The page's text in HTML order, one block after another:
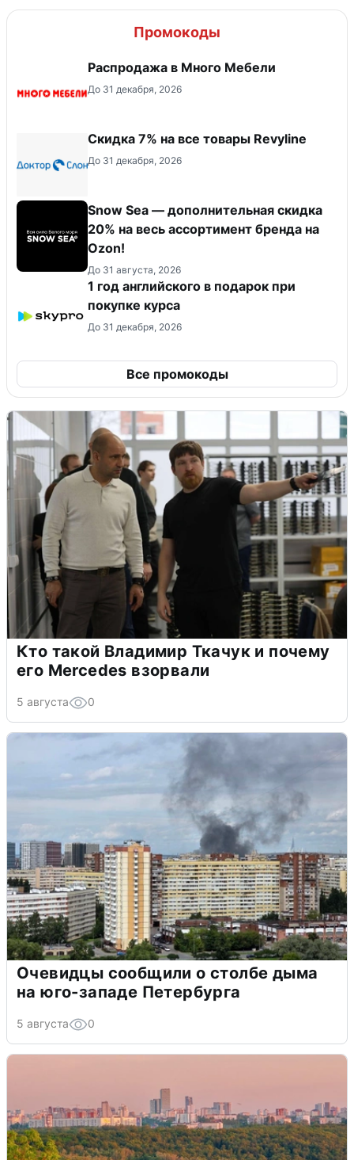
Промокоды
Распродажа в Много Мебели
До 31 декабря, 2026
​Скидка 7% на все товары Revyline
До 31 декабря, 2026
Snow Sea — дополнительная скидка
20% на весь ассортимент бренда на
Ozon!
До 31 августа, 2026
1 год английского в подарок при
покупке курса
До 31 декабря, 2026
Все промокоды
Кто такой Владимир Ткачук и почему
его Mercedes взорвали
5 августа 0
Очевидцы сообщили о столбе дыма
на юго-западе Петербурга
5 августа 0